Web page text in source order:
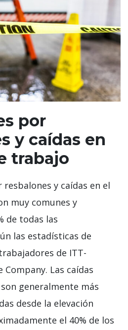
por
y caídas en
trabajo
y caídas en el
muy comunes y
de todas las
las estadísticas de
de ITT-
Las caídas
generalmente más
desde la elevación
el 40% de los